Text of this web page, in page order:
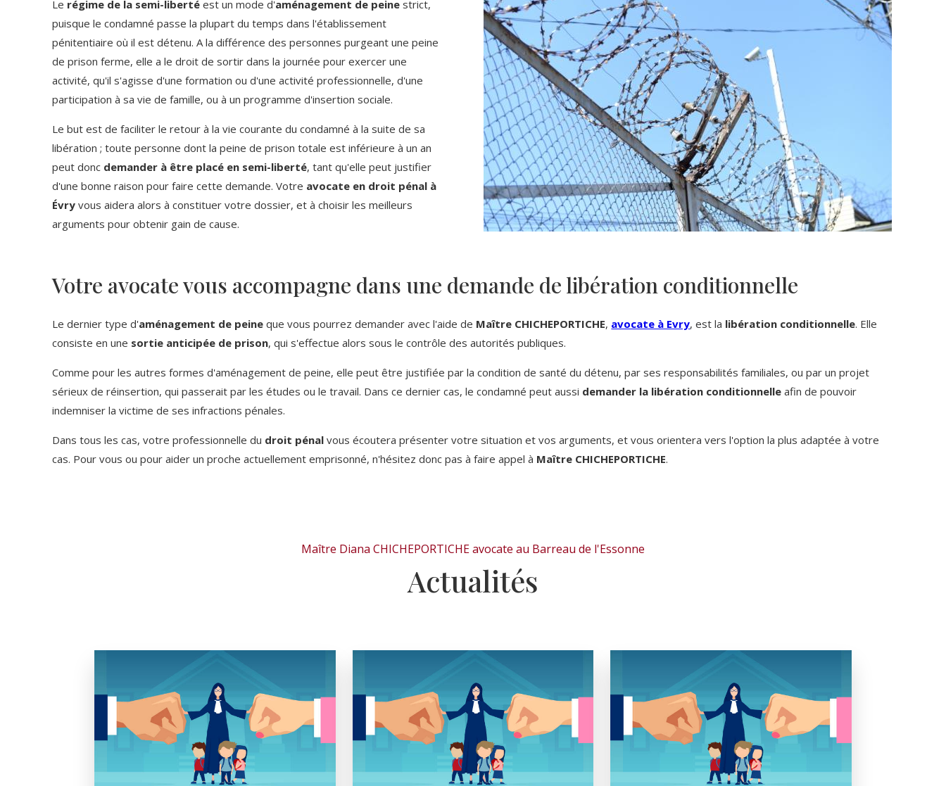
Le régime de la semi-liberté est un mode d'aménagement de peinestrict,
puisque le condamné passe la plupart du temps dans l'établissement
pénitentiaire où il est détenu. A la différence des personnes purgeant une peine
de prison ferme, elle a le droit de sortir dans la journée pour exercer une
activité, qu'il s'agisse d'une formation ou d'une activité professionnelle, d'une
participation à sa vie de famille, ou à un programme d'insertion sociale.
Le but est de faciliter le retour à la vie courante du condamné à la suite de sa
libération ; toute personne dont la peine de prison totale est inférieure à un an
peut donc demander à être placé en semi-liberté, tant qu'elle peut justifier
d'une bonne raison pour faire cette demande. Votre avocate en droit pénal à
Évry vous aidera alors à constituer votre dossier, et à choisir les meilleurs
arguments pour obtenir gain de cause.
Votre avocate vous accompagne dans une demande de libération conditionnelle
Le dernier type d'aménagement de peine que vous pourrez demander avec l'aide de Maître CHICHEPORTICHE, avocate à Evry, est la libération conditionnelle. Elle
consiste en une sortie anticipée de prison, qui s'effectue alors sous le contrôle des autorités publiques.
Comme pour les autres formes d'aménagement de peine, elle peut être justifiée par la condition de santé du détenu, par ses responsabilités familiales, ou par un projet
sérieux de réinsertion, qui passerait par les études ou le travail. Dans ce dernier cas, le condamné peut aussi demander la libération conditionnelle afin de pouvoir
indemniser la victime de ses infractions pénales.
Dans tous les cas, votre professionnelle du droit pénal vous écoutera présenter votre situation et vos arguments, et vous orientera vers l'option la plus adaptée à votre
cas. Pour vous ou pour aider un proche actuellement emprisonné, n'hésitez donc pas à faire appel à Maître CHICHEPORTICHE.
Actualités